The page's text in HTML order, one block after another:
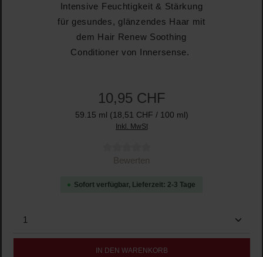
Intensive Feuchtigkeit & Stärkung
für gesundes, glänzendes Haar mit
dem Hair Renew Soothing
Conditioner von Innersense.
10,95 CHF
59.15 ml (18,51 CHF / 100 ml)
Inkl. MwSt
Durchschnittliche Bewertung von 0 von 5 Sternen
Bewerten
Sofort verfügbar, Lieferzeit: 2-3 Tage
Produkt Anzahl: Gib den gewünschten Wert ein
IN DEN WARENKORB